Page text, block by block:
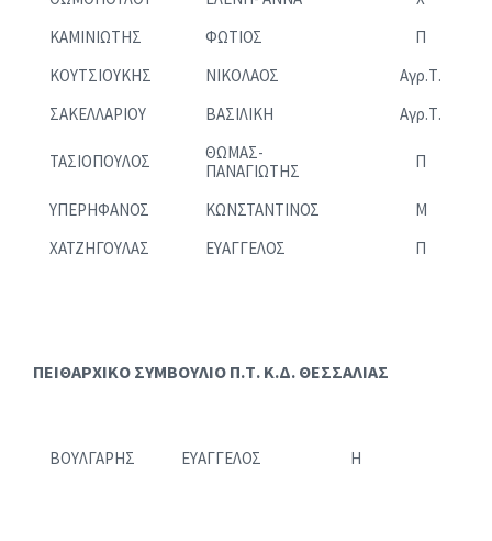
ΚΑΜΙΝΙΩΤΗΣ
ΦΩΤΙΟΣ
Π
ΚΟΥΤΣΙΟΥΚΗΣ
ΝΙΚΟΛΑΟΣ
Αγρ.Τ.
ΣΑΚΕΛΛΑΡΙΟΥ
ΒΑΣΙΛΙΚΗ Αγρ.Τ.
ΤΑΣΙΟΠΟΥΛΟΣ
ΘΩΜΑΣ-
ΠΑΝΑΓΙΩΤΗΣ
Π
ΥΠΕΡΗΦΑΝΟΣ ΚΩΝΣΤΑΝΤΙΝΟΣ
Μ
ΧΑΤΖΗΓΟΥΛΑΣ
ΕΥΑΓΓΕΛΟΣ Π
ΠΕΙΘΑΡΧΙΚΟ ΣΥΜΒΟΥΛΙΟ Π.Τ. Κ.Δ. ΘΕΣΣΑΛΙΑΣ
ΒΟΥΛΓΑΡΗΣ ΕΥΑΓΓΕΛΟΣ Η